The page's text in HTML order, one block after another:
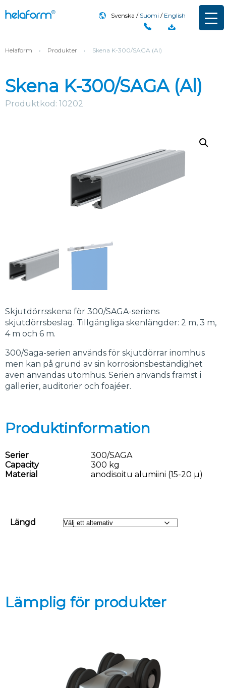
Svenska Suomi English
Helaform › Produkter › Skena K-300/SAGA (Al)
Skena K-300/SAGA (Al)
Produktkod: 10202
Skjutdörrsskena för 300/SAGA-seriens
skjutdörrsbeslag. Tillgängliga skenlängder: 2 m, 3 m,
4 m och 6 m.
300/Saga-serien används för skjutdörrar inomhus
men kan på grund av sin korrosionsbeständighet
även användas utomhus. Serien används främst i
gallerier, auditorier och foajéer.
Produktinformation
Serier
300/SAGA
Capacity
300 kg
Material
anodisoitu alumiini (15-20 µ)
Längd
Lämplig för produkter